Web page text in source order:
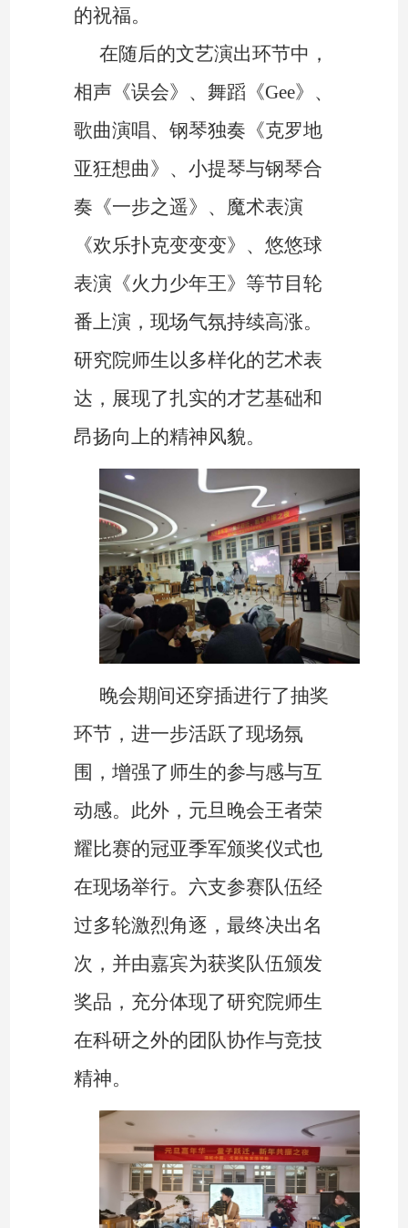
的祝福。
在随后的文艺演出环节中，
相声《误会》、舞蹈《Gee》、
歌曲演唱、钢琴独奏《克罗地
亚狂想曲》、小提琴与钢琴合
奏《一步之遥》、魔术表演
《欢乐扑克变变变》、悠悠球
表演《火力少年王》等节目轮
番上演，现场气氛持续高涨。
研究院师生以多样化的艺术表
达，展现了扎实的才艺基础和
昂扬向上的精神风貌。
晚会期间还穿插进行了抽奖
环节，进一步活跃了现场氛
围，增强了师生的参与感与互
动感。此外，元旦晚会王者荣
耀比赛的冠亚季军颁奖仪式也
在现场举行。六支参赛队伍经
过多轮激烈角逐，最终决出名
次，并由嘉宾为获奖队伍颁发
奖品，充分体现了研究院师生
在科研之外的团队协作与竞技
精神。